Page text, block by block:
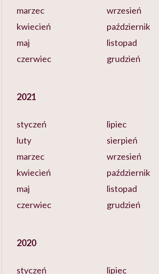
marzec
kwiecień
maj
czerwiec
wrzesień
październik
listopad
grudzień
2021
styczeń
luty
marzec
kwiecień
maj
czerwiec
lipiec
sierpień
wrzesień
październik
listopad
grudzień
2020
styczeń
lipiec